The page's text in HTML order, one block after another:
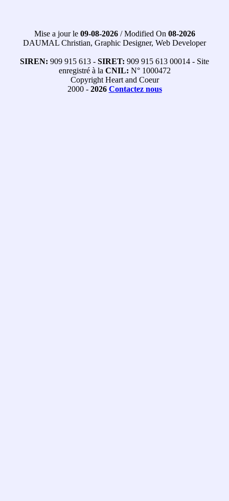
Mise a jour le 09-08-2026/ Modified On 08-2026
DAUMAL Christian, Graphic Designer, Web Developer
SIREN: 909 915 613 - SIRET: 909 915 613 00014 - Site
enregistré à la CNIL: N° 1000472
Copyright Heart and Coeur
2000 - 2026 Contactez nous